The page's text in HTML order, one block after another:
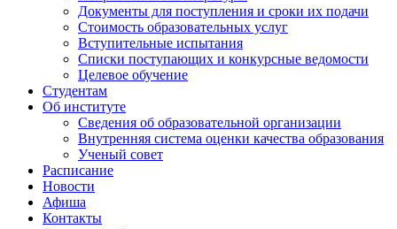
Документы для поступления и сроки их подачи
Стоимость образовательных услуг
Вступительные испытания
Списки поступающих и конкурсные ведомости
Целевое обучение
Студентам
Об институте
Сведения об образовательной организации
Внутренняя система оценки качества образования
Ученый совет
Расписание
Новости
Афиша
Контакты